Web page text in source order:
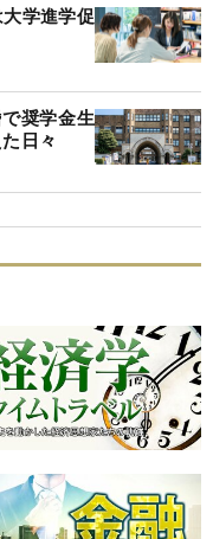
学進学促
奨学金生
日々